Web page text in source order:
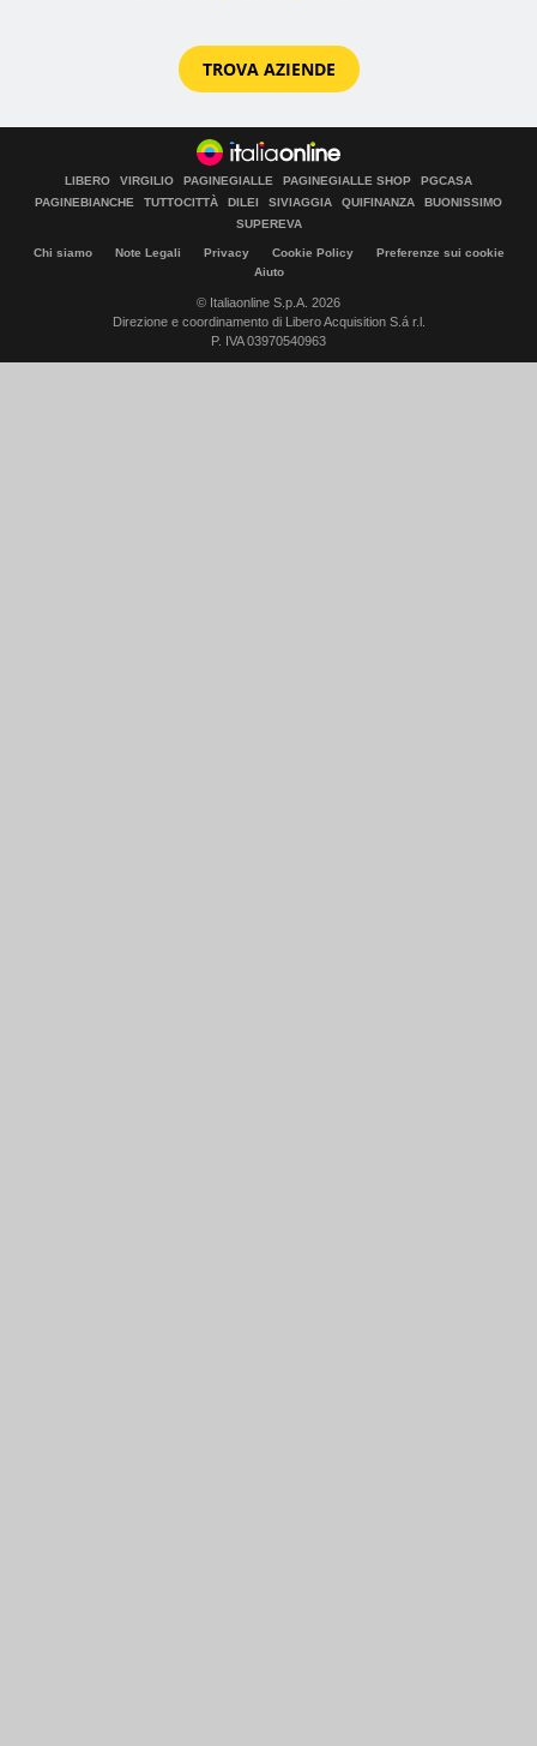
TROVA AZIENDE
LIBERO VIRGILIO PAGINEGIALLE PAGINEGIALLE SHOP
PGCASA
PAGINEBIANCHE
TUTTOCITTÀ DILEI SIVIAGGIA QUIFINANZA
BUONISSIMO
SUPEREVA
Chi siamo Note Legali Privacy Cookie Policy
Preferenze sui cookie
Aiuto
© Italiaonline S.p.A. 2026
Direzione e coordinamento di Libero Acquisition S.á r.l.
P. IVA 03970540963